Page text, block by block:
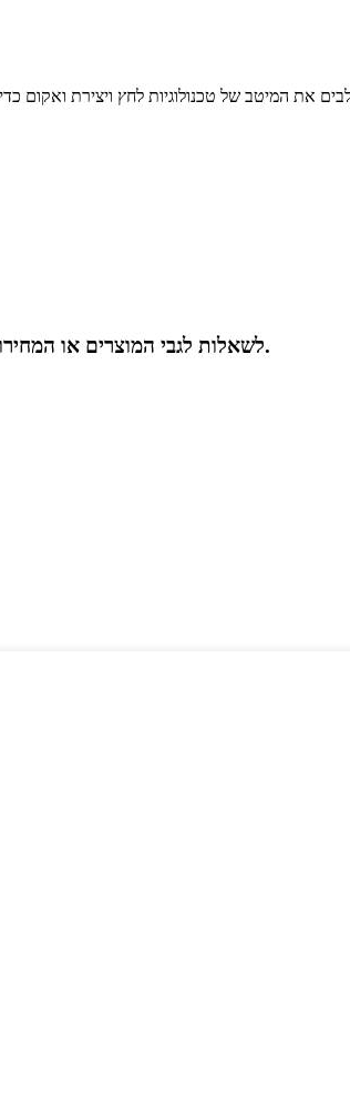
לשאלות לגבי המוצרים או המחירון שלנו, אנא השאירו לנו את האימייל שלכם ואנו ניצור אתכם קשר תוך 24 שעות.